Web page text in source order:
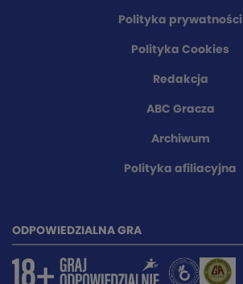
Polityka prywatności
Polityka Cookies
Redakcja
ABC Gracza
Archiwum
Polityka afiliacyjna
ODPOWIEDZIALNA GRA